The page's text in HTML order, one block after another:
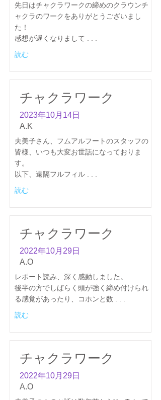
先日はチャクラワークの締めのクラウンチ
ャクラのワークをありがとうございまし
た！
感想が遅くなりまして . . .
読む
チャクラワーク
2023年10月14日
A.K
夫美子さん、フムアルフートのスタッフの
皆様、いつも大変お世話になっておりま
す。
以下、遠隔フルフィル . . .
読む
チャクラワーク
2022年10月29日
A.O
レポート読み、深く感動しました。
後半の方でしばらく頭が強く締め付けられ
る感覚があったり、コホンと数 . . .
読む
チャクラワーク
2022年10月29日
A.O